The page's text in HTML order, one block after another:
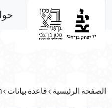
الصفحة الرئيسية قاعدة بيانات